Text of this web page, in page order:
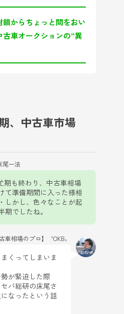
からちょっと間をおい
古車オークションの“異
、中古車市場
尾一法
期も終わり、中古車相場
て準備期間に入った様相
しかし、色々なことが起
期でしたね。
古車相場のプロ】〝OKB〟
くってしまいま
が緊迫した際
バ総研の床尾さ
なったという話